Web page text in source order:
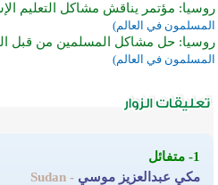
روسيا: مؤتمر يناقش مشاكل التعليم
المسلمون في العالم)
روسيا: حل مشاكل المسلمين من قبل
المسلمون في العالم)
1- متفائل
مكي عبدالعزيز موسي - Sudan